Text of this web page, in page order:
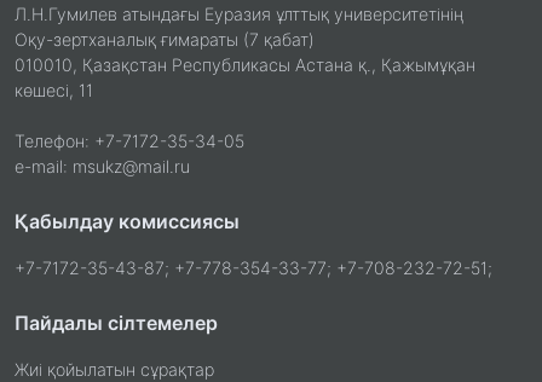
Л.Н.Гумилев атындағы Еуразия ұлттық университетінің
Оқу-зертханалық ғимараты (7 қабат)
010010, Қазақстан Республикасы Астана қ., Қажымұқан
көшесі, 11
Телефон: +7-7172-35-34-05
e-mail: msukz@mail.ru
Қабылдау комиссиясы
+7-7172-35-43-87; +7-778-354-33-77; +7-708-232-72-51;
Пайдалы сілтемелер
Жиі қойылатын сұрақтар